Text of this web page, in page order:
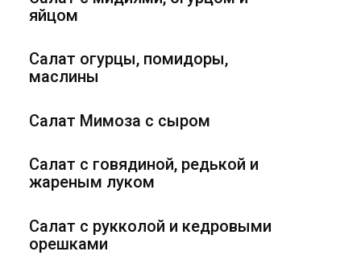
яйцом
Салат огурцы, помидоры,
маслины
Салат Мимоза с сыром
Салат с говядиной, редькой и
жареным луком
Салат с рукколой и кедровыми
орешками